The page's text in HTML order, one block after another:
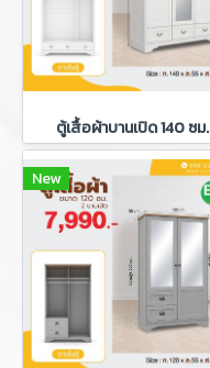
ตู้เสื้อผ้าบานเปิด 140 ซม.
New